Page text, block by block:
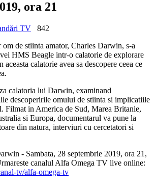
ora 21
TV
842
de stiinta amator, Charles Darwin, s-a
HMS Beagle intr-o calatorie de explorare
aceasta calatorie avea sa descopere ceea ce
calatoria lui Darwin, examinand
descoperirile omului de stiinta si implicatiile
Filmat in America de Sud, Marea Britanie,
si Europa, documentarul va pune la
din natura, interviuri cu cercetatori si
- Sambata, 28 septembrie 2019, ora 21,
canalul Alfa Omega TV live online:
tv/alfa-omega-tv